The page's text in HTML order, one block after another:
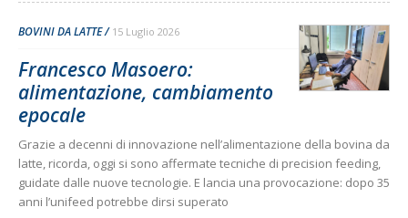
BOVINI DA LATTE 15 Luglio 2026
Francesco Masoero:
alimentazione, cambiamento
epocale
Grazie a decenni di innovazione nell’alimentazione della bovina da
latte, ricorda, oggi si sono affermate tecniche di precision feeding,
guidate dalle nuove tecnologie. E lancia una provocazione: dopo 35
anni l’unifeed potrebbe dirsi superato